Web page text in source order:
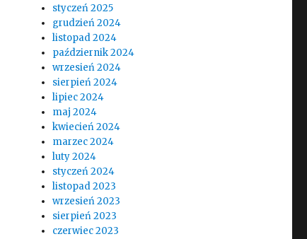
styczeń 2025
grudzień 2024
listopad 2024
październik 2024
wrzesień 2024
sierpień 2024
lipiec 2024
maj 2024
kwiecień 2024
marzec 2024
luty 2024
styczeń 2024
listopad 2023
wrzesień 2023
sierpień 2023
czerwiec 2023